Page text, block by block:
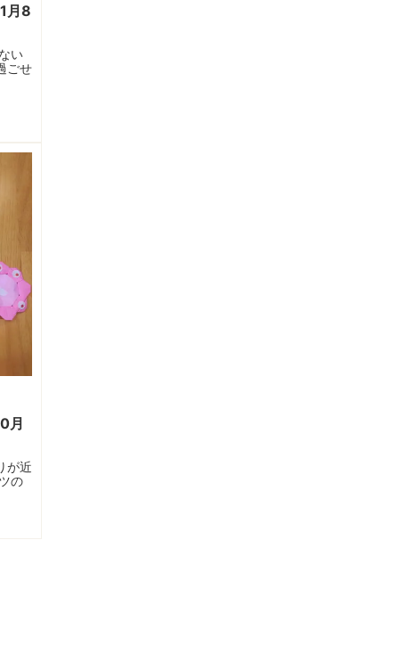
月8
い
ごせ
月
が近
の